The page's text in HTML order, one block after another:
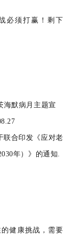
必须打赢！剩下
海默病月主题宣
联合印发《应对老
年）》的通知.
健康挑战，需要